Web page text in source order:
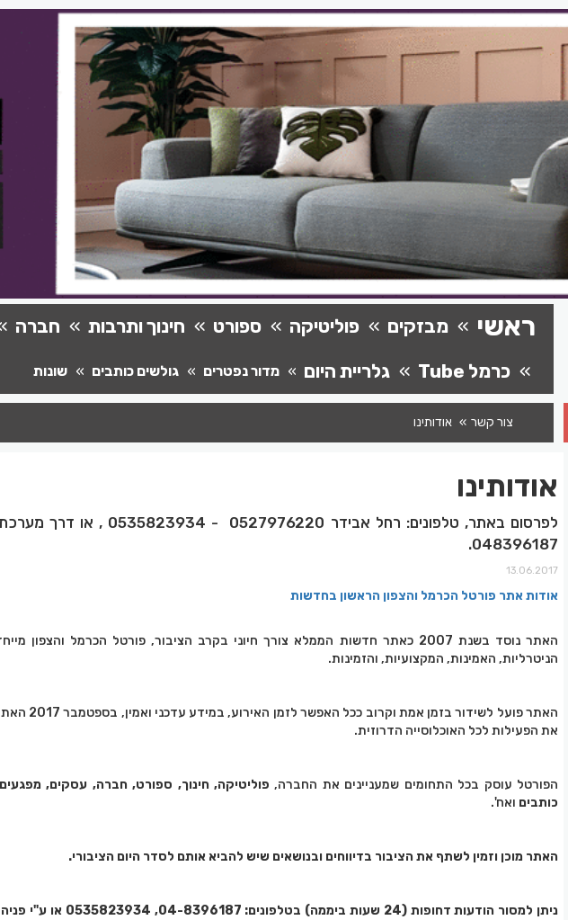
ראשי מבזקים פוליטיקה ספורט חינוך ותרבות חברה
כרמל Tube
גלריית היום מדור נפטרים גולשים כותבים שונות
צור קשר אודותינו
אודותינו
לפרסום באתר, טלפונים: רחל אבידר 0527976220 -
048396187.
13.06.2017
אודות אתר פורטל הכרמל והצפון הראשון בחדשות
האתר נוסד בשנת 2007 כאתר חדשות הממלא צורך חיוני בקרב הציבור, פורטל הכרמל והצפון
הניטרליות, האמינות, המקצועיות, והזמינות.
האתר פועל לשידור בזמן אמת וקרוב
את הפעילות לכל האוכלוסייה הדרוזית.
הפורטל עוסק בכל התחומים שמעניינים את החברה, פוליטיקה, חינוך, ספורט, חברה, עסקים,
כותבים ואח'.
האתר מוכן וזמין לשתף את הציבור בדיווחים ובנושאים שיש להביא אותם לסדר היום הציבורי.
ניתן למסור הודעות דחופות (24 שעות ביממה) בטלפונים: 04-8396187, 0535823934
או ע"י